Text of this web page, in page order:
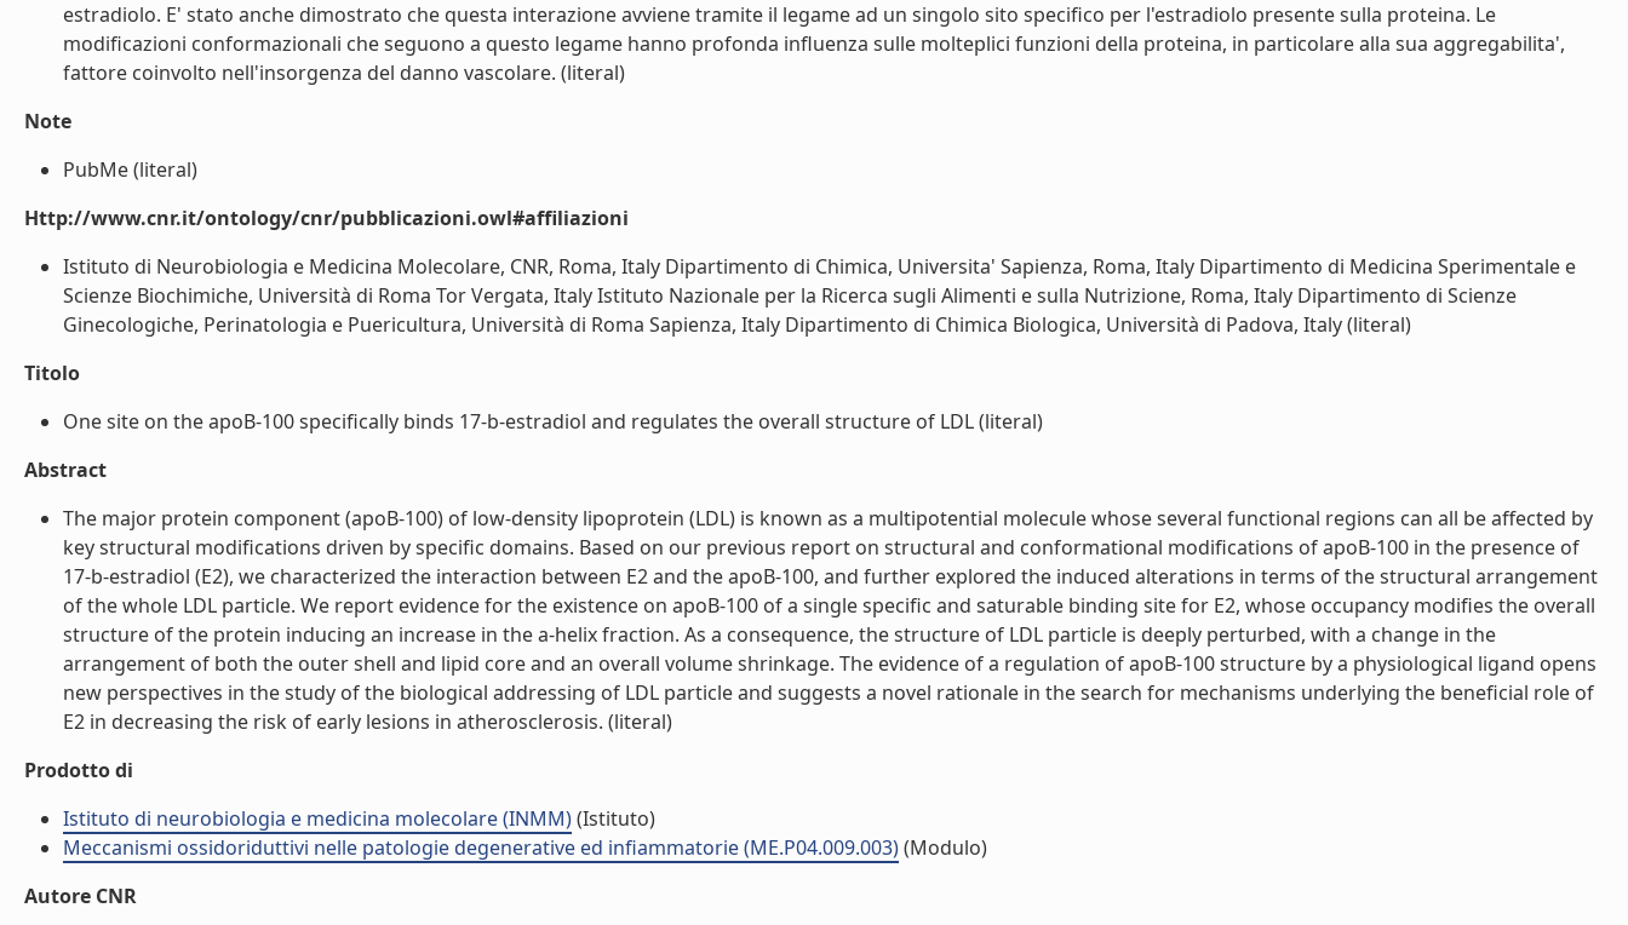
estradiolo. E' stato anche dimostrato che questa interazione avviene tramite il legame ad un singolo sito specifico per l'estradiolo presente sulla proteina. Le
modificazioni conformazionali che seguono a questo legame hanno profonda influenza sulle molteplici funzioni della proteina, in particolare alla sua aggregabilita',
fattore coinvolto nell'insorgenza del danno vascolare. (literal)
Note
PubMe (literal)
Http://www.cnr.it/ontology/cnr/pubblicazioni.owl#affiliazioni
Istituto di Neurobiologia e Medicina Molecolare, CNR, Roma, Italy Dipartimento di Chimica, Universita' Sapienza, Roma, Italy Dipartimento di Medicina Sperimentale e
Scienze Biochimiche, Università di Roma Tor Vergata, Italy Istituto Nazionale per la Ricerca sugli Alimenti e sulla Nutrizione, Roma, Italy Dipartimento di Scienze
Ginecologiche, Perinatologia e Puericultura, Università di Roma Sapienza, Italy Dipartimento di Chimica Biologica, Università di Padova, Italy (literal)
Titolo
One site on the apoB-100 specifically binds 17-b-estradiol and regulates the overall structure of LDL (literal)
Abstract
The major protein component (apoB-100) of low-density lipoprotein (LDL) is known as a multipotential molecule whose several functional regions can all be affected by
key structural modifications driven by specific domains. Based on our previous report on structural and conformational modifications of apoB-100 in the presence of
17-b-estradiol (E2), we characterized the interaction between E2 and the apoB-100, and further explored the induced alterations in terms of the structural arrangement
of the whole LDL particle. We report evidence for the existence on apoB-100 of a single specific and saturable binding site for E2, whose occupancy modifies the overall
structure of the protein inducing an increase in the a-helix fraction. As a consequence, the structure of LDL particle is deeply perturbed, with a change in the
arrangement of both the outer shell and lipid core and an overall volume shrinkage. The evidence of a regulation of apoB-100 structure by a physiological ligand opens
new perspectives in the study of the biological addressing of LDL particle and suggests a novel rationale in the search for mechanisms underlying the beneficial role of
E2 in decreasing the risk of early lesions in atherosclerosis. (literal)
Prodotto di
Istituto di neurobiologia e medicina molecolare (INMM)(Istituto)
Meccanismi ossidoriduttivi nelle patologie degenerative ed infiammatorie (ME.P04.009.003)(Modulo)
Autore CNR